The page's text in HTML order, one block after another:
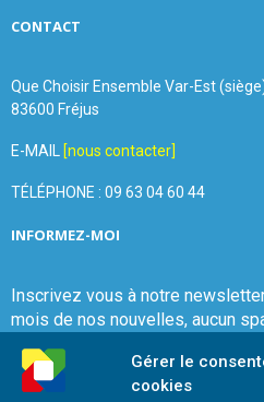
Gérer le
cookies
CONTACT
Que Choisir Ensemble Var-Est
83600 Fréjus
E-MAIL [nous contacter]
TÉLÉPHONE : 09 63 04 60 44
INFORMEZ-MOI
Inscrivez vous à notre
mois de nos nouvelles, aucun